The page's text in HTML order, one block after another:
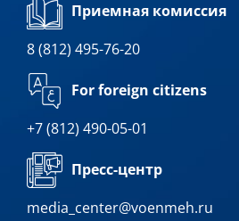
Приемная комиссия
8 (812) 495-76-20
For foreign citizens
+7 (812) 490-05-01
Пресс-центр
media_center@voenmeh.ru